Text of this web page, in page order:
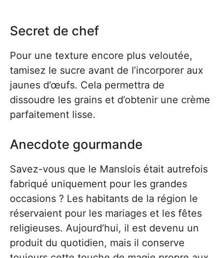
Secret de chef
Pour une texture encore plus veloutée,
tamisez le sucre avant de l’incorporer aux
jaunes d’œufs. Cela permettra de
dissoudre les grains et d’obtenir une crème
parfaitement lisse.
Anecdote gourmande
Savez-vous que le Manslois était autrefois
fabriqué uniquement pour les grandes
occasions ? Les habitants de la région le
réservaient pour les mariages et les fêtes
religieuses. Aujourd’hui, il est devenu un
produit du quotidien, mais il conserve